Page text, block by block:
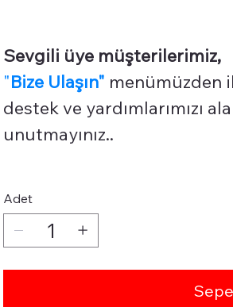
Sevgili üye müşterilerimiz,
"Bize Ulaşın" menümüzden
destek ve yardımlarımızı
unutmayınız..
Adet